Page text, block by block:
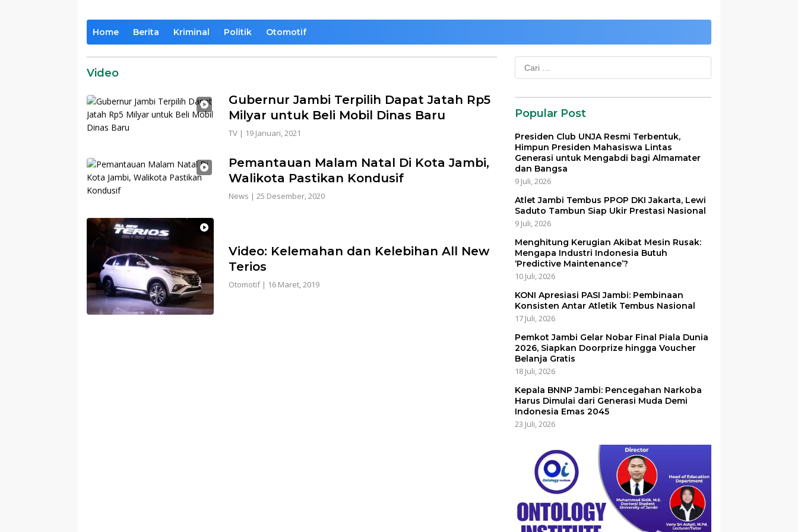
Home Berita Kriminal Politik Otomotif
Video
Gubernur Jambi Terpilih Dapat Jatah Rp5
Milyar untuk Beli Mobil Dinas Baru
TV | 19 Januari, 2021
Pemantauan Malam Natal Di Kota Jambi,
Walikota Pastikan Kondusif
News |25 Desember, 2020
Video: Kelemahan dan Kelebihan All New
Terios
Otomotif| 16 Maret, 2019
Cari
untuk:
Popular Post
Presiden Club UNJA Resmi Terbentuk,
Himpun Presiden Mahasiswa Lintas
Generasi untuk Mengabdi bagi Almamater
dan Bangsa
9 Juli, 2026
Atlet Jambi Tembus PPOP DKI Jakarta, Lewi
Saduto Tambun Siap Ukir Prestasi Nasional
9 Juli, 2026
Menghitung Kerugian Akibat Mesin Rusak:
Mengapa Industri Indonesia Butuh
‘Predictive Maintenance’?
10 Juli, 2026
KONI Apresiasi PASI Jambi: Pembinaan
Konsisten Antar Atletik Tembus Nasional
17 Juli, 2026
Pemkot Jambi Gelar Nobar Final Piala Dunia
2026, Siapkan Doorprize hingga Voucher
Belanja Gratis
18 Juli, 2026
Kepala BNNP Jambi: Pencegahan Narkoba
Harus Dimulai dari Generasi Muda Demi
Indonesia Emas 2045
23 Juli, 2026